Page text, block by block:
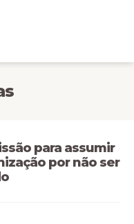
para assumir
por não ser